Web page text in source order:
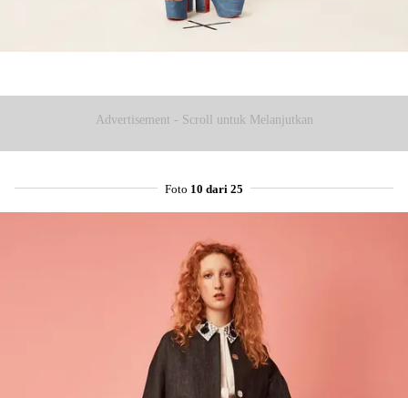
Advertisement - Scroll untuk Melanjutkan
Foto 10 dari 25